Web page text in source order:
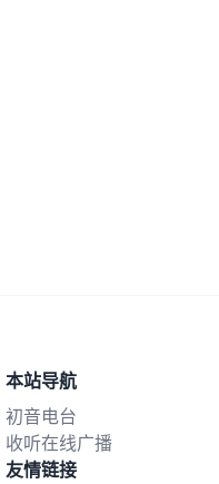
本站导航
初音电台
收听在线广播
友情链接